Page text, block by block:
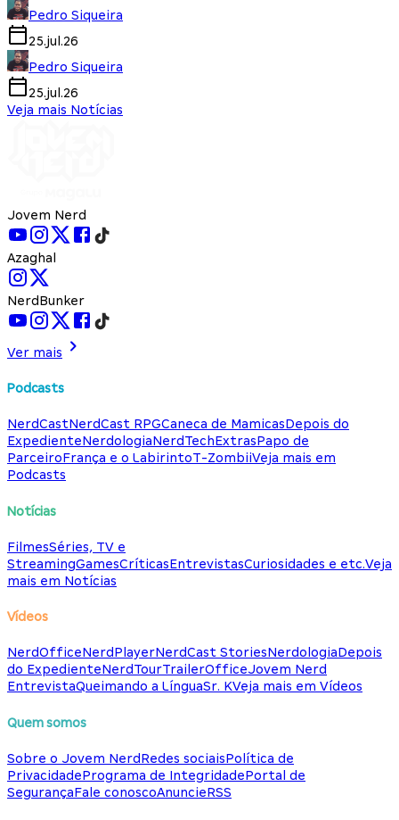
Pedro Siqueira
25.jul.26
Pedro Siqueira
25.jul.26
Veja mais Notícias
Jovem Nerd
Azaghal
NerdBunker
Ver mais
Podcasts
NerdCastNerdCast RPGCaneca de MamicasDepois do
ExpedienteNerdologiaNerdTechExtrasPapo de
ParceiroFrança e o LabirintoT-ZombiiVeja mais em
Podcasts
Notícias
FilmesSéries, TV e
StreamingGamesCríticasEntrevistasCuriosidades e etc.Veja
mais em Notícias
Vídeos
NerdOfficeNerdPlayerNerdCast StoriesNerdologiaDepois
do ExpedienteNerdTourTrailerOfficeJovem Nerd
EntrevistaQueimando a LínguaSr. KVeja mais em Vídeos
Quem somos
Sobre o Jovem NerdRedes sociaisPolítica de
PrivacidadePrograma de IntegridadePortal de
SegurançaFale conoscoAnuncieRSS